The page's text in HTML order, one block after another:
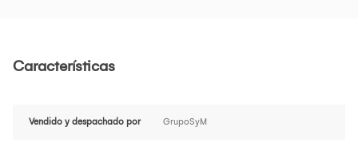
Características
Vendido y despachado por GrupoSyM